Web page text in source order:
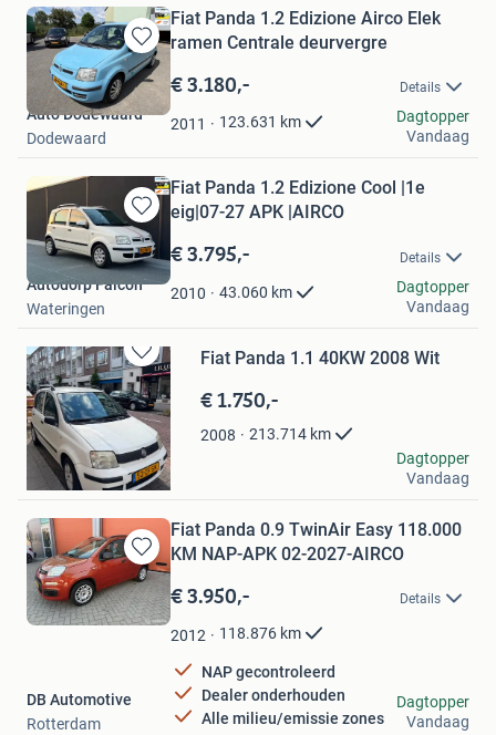
Bewaren
in
Mijn
Favorieten
Fiat Panda 1.2 Edizione Airco Elek
ramen Centrale deurvergre
€ 3.180,- Details
2011 123.631 km
Auto Dodewaard
Dodewaard
Dagtopper
Vandaag
Bewaren
in
Mijn
Favorieten
Fiat Panda 1.2 Edizione Cool |1e
eig|07-27 APK |AIRCO
€ 3.795,- Details
2010 43.060 km
Autodorp Falcon
Wateringen
Dagtopper
Vandaag
Bewaren
in
Mijn
Favorieten
Fiat Panda 1.1 40KW 2008 Wit
€ 1.750,-
2008 213.714 km
George
Rotterdam
Dagtopper
Vandaag
Bewaren
in
Mijn
Favorieten
Fiat Panda 0.9 TwinAir Easy 118.000
KM NAP-APK 02-2027-AIRCO
€ 3.950,- Details
2012 118.876 km
NAP gecontroleerd
Dealer onderhouden
Alle milieu/emissie zones
DB Automotive
Rotterdam
Dagtopper
Vandaag